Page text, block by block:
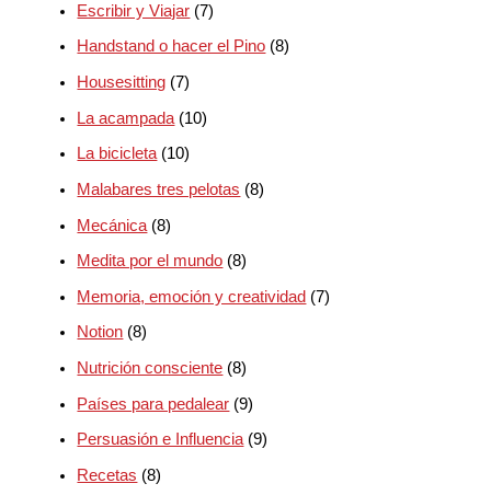
Escribir y Viajar (7)
Handstand o hacer el Pino (8)
Housesitting (7)
La acampada (10)
La bicicleta(10)
Malabares tres pelotas (8)
Mecánica (8)
Medita por el mundo (8)
Memoria, emoción y creatividad (7)
Notion (8)
Nutrición consciente (8)
Países para pedalear (9)
Persuasión e Influencia(9)
Recetas (8)